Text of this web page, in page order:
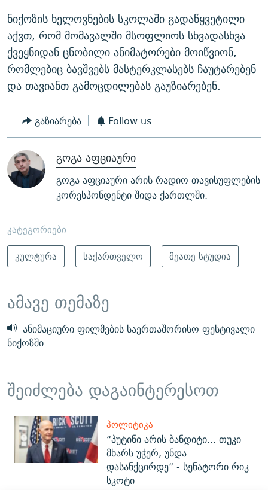
ნიქოზის ხელოვნების სკოლაში გადაწყვეტილი
აქვთ, რომ მომავალში მსოფლიოს სხვადასხვა
ქვეყნიდან ცნობილი ანიმატორები მოიწვიონ,
რომლებიც ბავშვებს მასტერკლასებს ჩაუტარებენ
და თავიანთ გამოცდილებას გაუზიარებენ.
გაზიარება Follow us
გოგა აფციაური
გოგა აფციაური არის რადიო თავისუფლების
კორესპონდენტი შიდა ქართლში.
კატეგორიები
კულტურა
საქართველო მეათე სტუდია
ამავე თემაზე
ანიმაციური ფილმების საერთაშორისო ფესტივალი
ნიქოზში
შეიძლება დაგაინტერესოთ
ᲞᲝᲚᲘᲢᲘᲙᲐ
“პუტინი არის ბანდიტი... თუკი
მხარს უჭერ, უნდა
დასანქცირდე” - სენატორი რიკ
სკოტი